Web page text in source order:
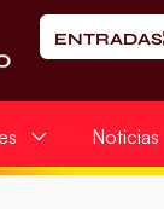
ENTRADAS
Noticias